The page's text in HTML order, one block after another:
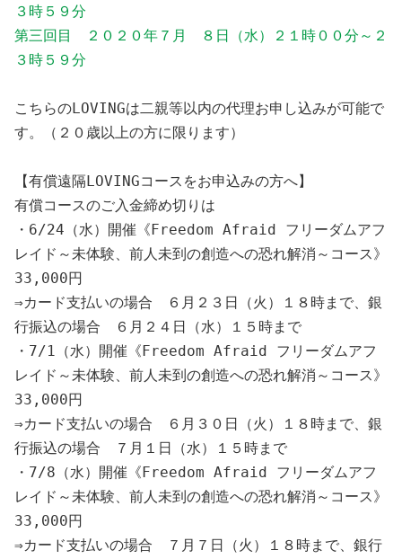
３時５９分
第三回目　２０２０年７月　８日（水）２１時００分～２
３時５９分
こちらのLOVINGは二親等以内の代理お申し込みが可能で
す。（２０歳以上の方に限ります）
【有償遠隔LOVINGコースをお申込みの方へ】
有償コースのご入金締め切りは
・6/24（水）開催《Freedom Afraid フリーダムアフ
レイド～未体験、前人未到の創造への恐れ解消～コース》
33,000円
⇒カード支払いの場合　６月２３日（火）１８時まで、銀
行振込の場合　６月２４日（水）１５時まで
・7/1（水）開催《Freedom Afraid フリーダムアフ
レイド～未体験、前人未到の創造への恐れ解消～コース》
33,000円
⇒カード支払いの場合　６月３０日（火）１８時まで、銀
行振込の場合　７月１日（水）１５時まで
・7/8（水）開催《Freedom Afraid フリーダムアフ
レイド～未体験、前人未到の創造への恐れ解消～コース》
33,000円
⇒カード支払いの場合　７月７日（火）１８時まで、銀行